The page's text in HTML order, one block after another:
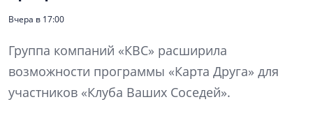
Вчера в 17:00
Группа компаний «КВС» расширила
возможности программы «Карта Друга» для
участников «Клуба Ваших Соседей».